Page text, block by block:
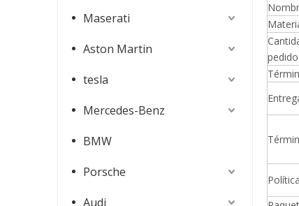
Maserati
Aston Martin
tesla
Mercedes-Benz
BMW
Porsche
Audi
pedido